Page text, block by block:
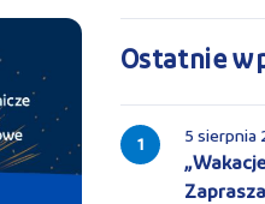
Ostatnie
1 5 sierpnia